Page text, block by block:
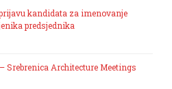
kandidata za imenovanje
predsjednika
Srebrenica Architecture Meetings